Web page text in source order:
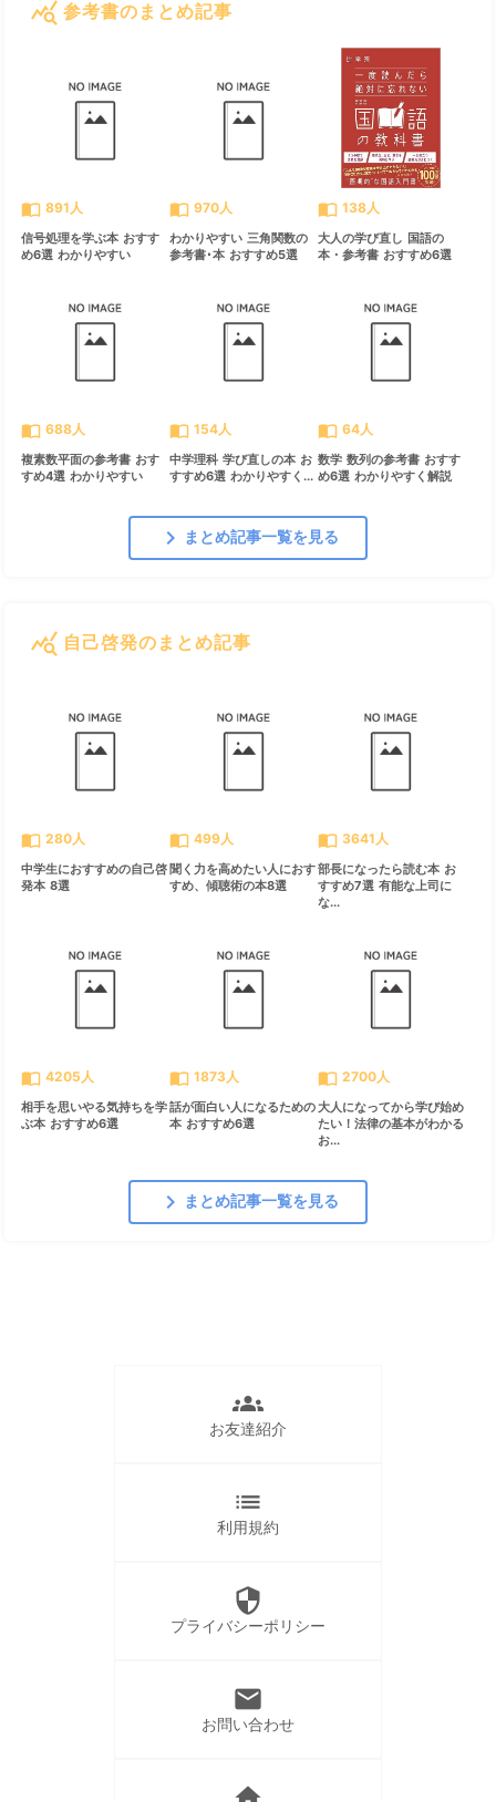
query_stats 参考書のまとめ記事
import_contacts 891人
信号処理を学ぶ本 おすす
め6選 わかりやすい
import_contacts 970人
わかりやすい 三角関数の
参考書･本 おすすめ5選
import_contacts 138人
大人の学び直し 国語の
本・参考書 おすすめ6選
import_contacts 688人
複素数平面の参考書 おす
すめ4選 わかりやすい
import_contacts 154人
中学理科 学び直しの本 お
すすめ6選 わかりやすく...
import_contacts 64人
数学 数列の参考書 おすす
め6選 わかりやすく解説
chevron_right まとめ記事一覧を見る
query_stats 自己啓発のまとめ記事
import_contacts 280人
中学生におすすめの自己啓
発本 8選
import_contacts 499人
聞く力を高めたい人におす
すめ、傾聴術の本8選
import_contacts 3641人
部長になったら読む本 お
すすめ7選 有能な上司に
な...
import_contacts 4205人
相手を思いやる気持ちを学
ぶ本 おすすめ6選
import_contacts 1873人
話が面白い人になるための
本 おすすめ6選
import_contacts 2700人
大人になってから学び始め
たい！法律の基本がわかる
お...
chevron_right まとめ記事一覧を見る
groups
お友達紹介
list
利用規約
security
プライバシーポリシー
mail
お問い合わせ